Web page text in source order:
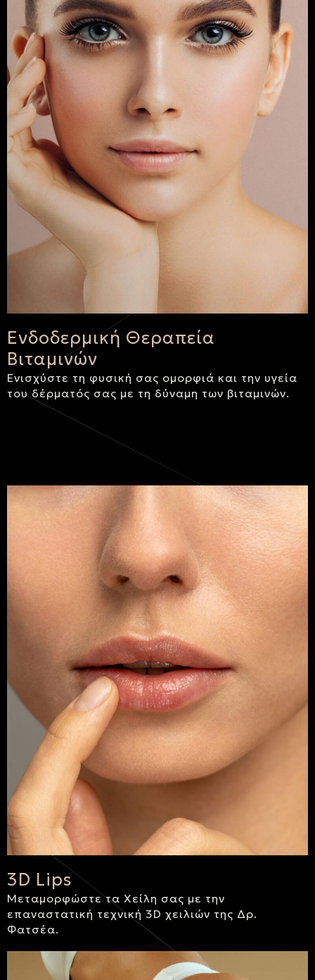
Ενδοδερμική Θεραπεία
Βιταμινών
Ενισχύστε τη φυσική σας ομορφιά και την υγεία
του δέρματός σας με τη δύναμη των βιταμινών.
3D Lips
Μεταμορφώστε τα Χείλη σας με την
επαναστατική τεχνική 3D χειλιών της Δρ.
Φατσέα.